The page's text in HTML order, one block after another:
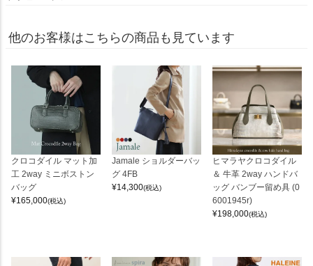
他のお客様はこちらの商品も見ています
クロコダイル マット加
工 2way ミニボストン
バッグ
¥165,000(税込)
Jamale ショルダーバッ
グ 4FB
¥14,300(税込)
ヒマラヤクロコダイル
＆ 牛革 2way ハンドバ
ッグ バンブー留め具 (0
6001945r)
¥198,000(税込)